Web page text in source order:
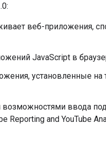
веб-приложения,
JavaScript в
установленные на
возможностями ввода
Reporting and YouTube